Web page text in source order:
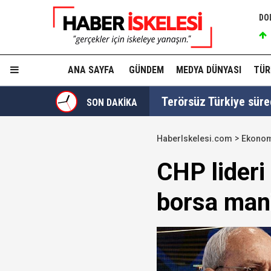
ANA SAYFA GÜNDEM MEDYA DÜNYASI
SON DAKİKA Terörsüz Türkiye
TGRT Ankara
HaberIskelesi.com
CHP lideri
borsa